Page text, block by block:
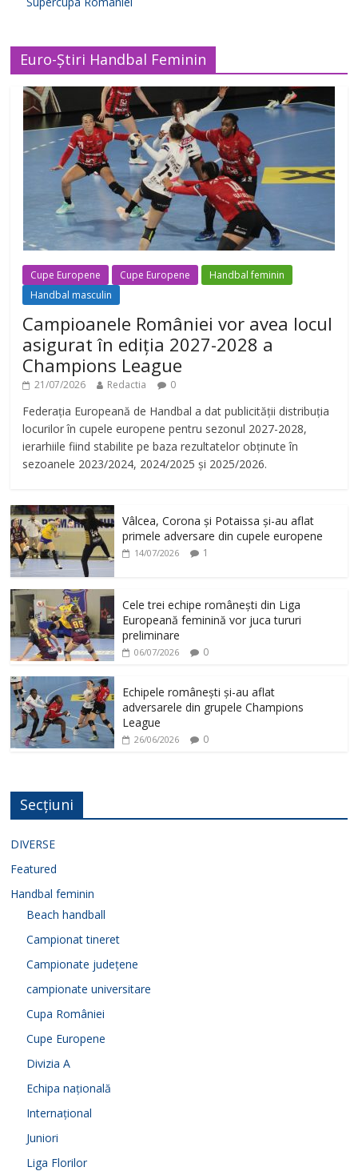
Euro-Știri Handbal Feminin
Cupe Europene Cupe Europene
Handbal feminin
Handbal masculin
Campioanele României vor avea locul
asigurat în ediția 2027-2028 a
Champions League
21/07/2026 Redactia 0
Federația Europeană de Handbal a dat publicității distribuția
locurilor în cupele europene pentru sezonul 2027-2028,
ierarhiile fiind stabilite pe baza rezultatelor obținute în
sezoanele 2023/2024, 2024/2025 și 2025/2026.
Vâlcea, Corona și Potaissa și-au aflat
primele adversare din cupele europene
14/07/2026 1
Cele trei echipe românești din Liga
Europeană feminină vor juca tururi
preliminare
06/07/2026 0
Echipele românești și-au aflat
adversarele din grupele Champions
League
26/06/2026 0
Secțiuni
DIVERSE
Featured
Handbal feminin
Beach handball
Campionat tineret
Campionate județene
campionate universitare
Cupa României
Cupe Europene
Divizia A
Echipa națională
Internațional
Juniori
Liga Florilor